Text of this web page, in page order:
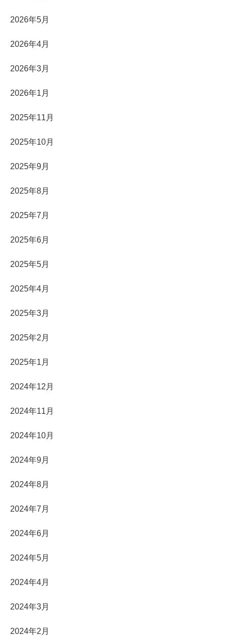
2026年5月
2026年4月
2026年3月
2026年1月
2025年11月
2025年10月
2025年9月
2025年8月
2025年7月
2025年6月
2025年5月
2025年4月
2025年3月
2025年2月
2025年1月
2024年12月
2024年11月
2024年10月
2024年9月
2024年8月
2024年7月
2024年6月
2024年5月
2024年4月
2024年3月
2024年2月